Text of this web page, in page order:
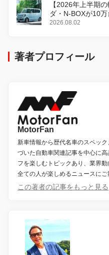
【2026年上半期
ダ・N-BOXが10
感
2026.08.02
著者プロフィール
MotorFan
新車情報から歴代名車のスペッ
づいた自動車関連記事を中心に
フを楽しむトピックあり、業界
全ての人が楽しめるニュースにご
この著者の記事をもっと見る